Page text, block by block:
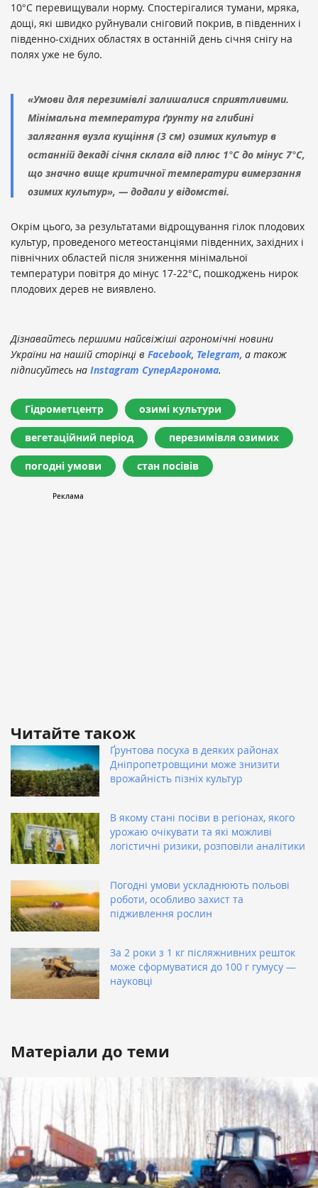
10°С перевищували норму. Спостерігалися тумани, мряка,
дощі, які швидко руйнували сніговий покрив, в південних і
південно-східних областях в останній день січня снігу на
полях уже не було.
«Умови для перезимівлі залишалися сприятливими.
Мінімальна температура ґрунту на глибині
залягання вузла кущіння (3 см) озимих культур в
останній декаді січня склала від плюс 1°С до мінус 7°С,
що значно вище критичної температури вимерзання
озимих культур», — додали у відомстві.
Окрім цього, за результатами відрощування гілок плодових
культур, проведеного метеостанціями південних, західних і
північних областей після зниження мінімальної
температури повітря до мінус 17-22°С, пошкоджень нирок
плодових дерев не виявлено.
Дізнавайтесь першими найсвіжіші агрономічні новини
України на нашій сторінці в Facebook, Telegram, а також
підписуйтесь на Instagram СуперАгронома.
Гідрометцентр озимі культури
вегетаційний період перезимівля озимих
погодні умови стан посівів
Читайте також
Ґрунтова посуха в деяких районах
Дніпропетровщини може знизити
врожайність пізніх культур
В якому стані посіви в регіонах, якого
урожаю очікувати та які можливі
логістичні ризики, розповіли аналітики
Погодні умови ускладнюють польові
роботи, особливо захист та
підживлення рослин
За 2 роки з 1 кг післяжнивних решток
може сформуватися до 100 г гумусу —
науковці
Матеріали до теми